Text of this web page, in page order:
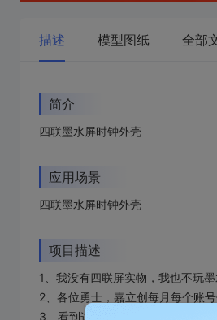
描述 模型图纸 全部
简介
四联墨水屏时钟外壳
应用场景
四联墨水屏时钟外壳
项目描述
1、我没有四联屏实物，我也不玩
2、各位勇士，嘉立创每月每个账
3、看到这儿你若是还想要尝试，